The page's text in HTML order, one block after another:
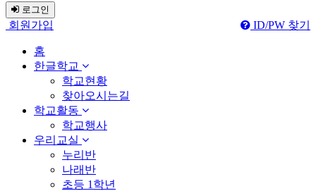
로그인
회원가입 ID/PW 찾기
홈
한글학교
학교현황
찾아오시는길
학교활동
학교행사
우리교실
누리반
나래반
초등 1학년